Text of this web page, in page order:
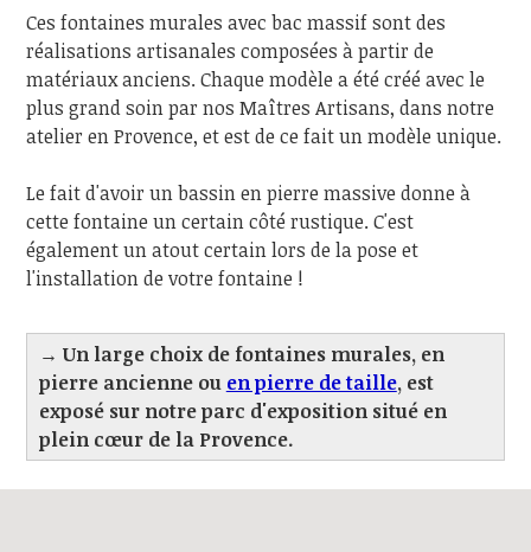
Ces fontaines murales avec bac massif sont des
réalisations artisanales composées à partir de
matériaux anciens. Chaque modèle a été créé avec le
plus grand soin par nos Maîtres Artisans, dans notre
atelier en Provence, et est de ce fait un modèle unique.
Le fait d'avoir un bassin en pierre massive donne à
cette fontaine un certain côté rustique. C'est
également un atout certain lors de la pose et
l'installation de votre fontaine !
→ Un large choix de fontaines murales, en
pierre ancienne ou en pierre de taille, est
exposé sur notre parc d'exposition situé en
plein cœur de la Provence.